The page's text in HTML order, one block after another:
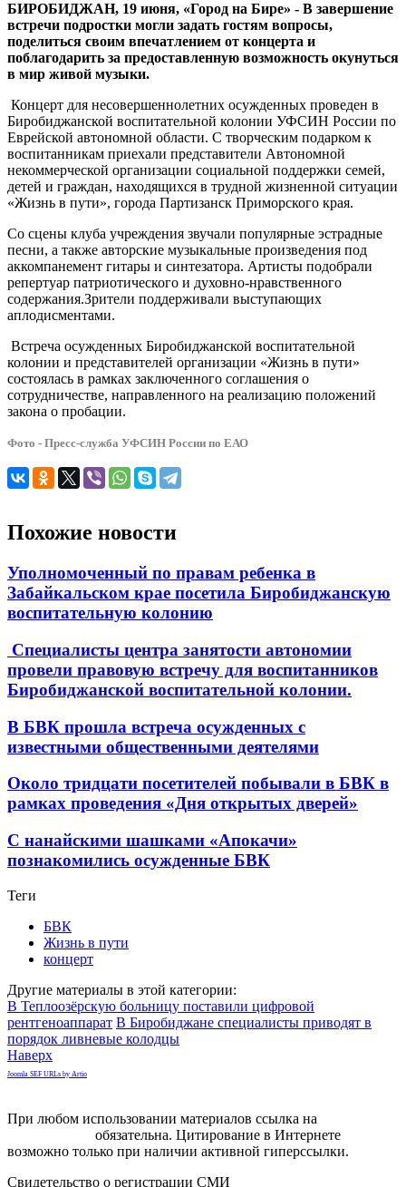
воспитательной
колонии
БИРОБИДЖАН, 19 июня, «Город на Бире» - В завершение
встречи подростки могли задать гостям вопросы,
поделиться своим впечатлением от концерта и
поблагодарить за предоставленную возможность окунуться
в мир живой музыки.
Концерт для несовершеннолетних осужденных проведен в
Биробиджанской воспитательной колонии УФСИН России по
Еврейской автономной области. С творческим подарком к
воспитанникам приехали представители Автономной
некоммерческой организации социальной поддержки семей,
детей и граждан, находящихся в трудной жизненной ситуации
«Жизнь в пути», города Партизанск Приморского края.
Со сцены клуба учреждения звучали популярные эстрадные
песни, а также авторские музыкальные произведения под
аккомпанемент гитары и синтезатора. Артисты подобрали
репертуар патриотического и духовно-нравственного
содержания.Зрители поддерживали выступающих
аплодисментами.
Встреча осужденных Биробиджанской воспитательной
колонии и представителей организации «Жизнь в пути»
состоялась в рамках заключенного соглашения о
сотрудничестве, направленного на реализацию положений
закона о пробации.
Фото - Пресс-служба УФСИН России по ЕАО
Похожие новости
Уполномоченный по правам ребенка в
Забайкальском крае посетила Биробиджанскую
воспитательную колонию
Специалисты центра занятости автономии
провели правовую встречу для воспитанников
Биробиджанской воспитательной колонии.
В БВК прошла встреча осужденных с
известными общественными деятелями
Около тридцати посетителей побывали в БВК в
рамках проведения «Дня открытых дверей»
С нанайскими шашками «Апокачи»
познакомились осужденные БВК
Теги
БВК
Жизнь в пути
концерт
Другие материалы в этой категории:
В Теплоозёрскую больницу поставили цифровой
рентгеноаппарат В Биробиджане специалисты приводят в
порядок ливневые колодцы
Наверх
Joomla SEF URLs by Artio
При любом использовании материалов ссылка на
обязательна. Цитирование в Интернете
возможно только при наличии активной гиперссылки.
Свидетельство о регистрации СМИ